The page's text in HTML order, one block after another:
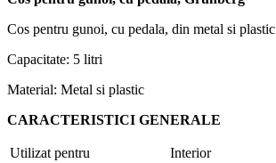
Cos pentru gunoi, cu pedala, din metal si plastic
Capacitate: 5 litri
Material: Metal si plastic
CARACTERISTICI GENERALE
Utilizat pentru
Interior